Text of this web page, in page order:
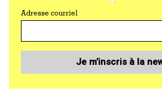
Adresse courriel
Je m’inscris à la